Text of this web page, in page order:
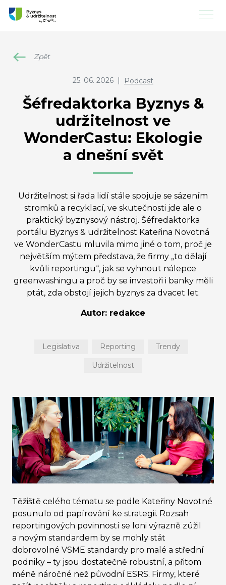
Zpět
25. 06. 2026 | Podcast
Šéfredaktorka Byznys &
udržitelnost ve
WonderCastu: Ekologie
a dnešní svět
Udržitelnost si řada lidí stále spojuje se sázením
stromků a recyklací, ve skutečnosti jde ale o
praktický byznysový nástroj. Šéfredaktorka
portálu Byznys & udržitelnost Kateřina Novotná
ve WonderCastu mluvila mimo jiné o tom, proč je
největším mýtem představa, že firmy „to dělají
kvůli reportingu“, jak se vyhnout nálepce
greenwashingu a proč by se investoři i banky měli
ptát, zda obstojí jejich byznys za dvacet let.
Autor: redakce
Legislativa Reporting Trendy
Udržitelnost
Těžiště celého tématu se podle Kateřiny Novotné
posunulo od papírování ke strategii. Rozsah
reportingových povinností se loni výrazně zúžil
a novým standardem by se mohly stát
dobrovolné VSME standardy pro malé a střední
podniky – ty jsou dostatečně robustní, a přitom
méně náročné než původní ESRS. Firmy, které